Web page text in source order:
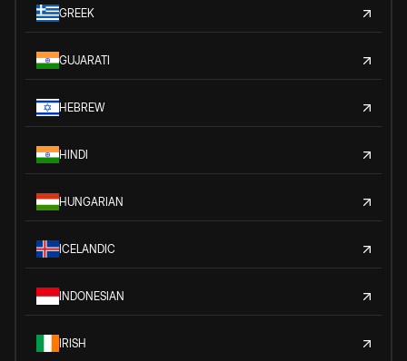
GREEK
GUJARATI
HEBREW
HINDI
HUNGARIAN
ICELANDIC
INDONESIAN
IRISH